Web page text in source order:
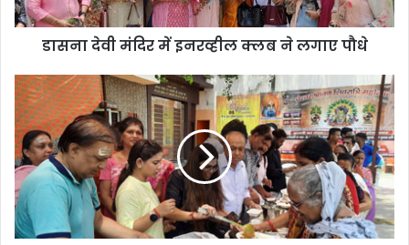
डासना देवी मंदिर में इनरव्हील क्लब ने लगाए पौधे